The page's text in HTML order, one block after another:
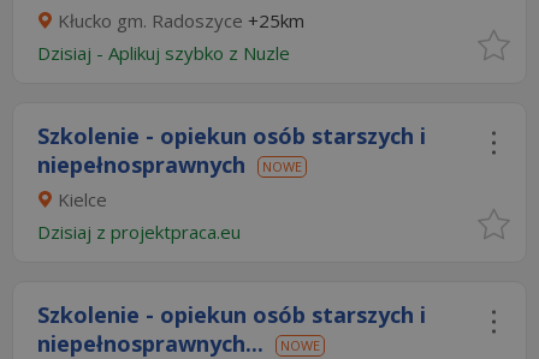
Kłucko gm. Radoszyce +25km
Dzisiaj - Aplikuj szybko z Nuzle
Szkolenie - opiekun osób starszych i
niepełnosprawnych
NOWE
Kielce
Dzisiaj z projektpraca.eu
Szkolenie - opiekun osób starszych i
niepełnosprawnych...
NOWE